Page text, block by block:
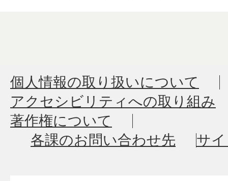
個人情報の取り扱いについて
アクセシビリティへの取り組み
著作権について
各課のお問い合わせ先
サ